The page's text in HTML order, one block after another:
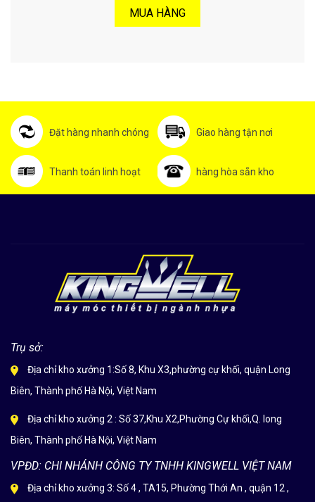
MUA HÀNG
Đặt hàng nhanh chóng Giao hàng tận nơi
Thanh toán linh hoạt hàng hòa sẵn kho
Trụ sở:
Địa chỉ kho xưởng 1:Số 8, Khu X3,phường cự khối, quận Long
Biên, Thành phố Hà Nội, Việt Nam
Địa chỉ kho xưởng 2 : Số 37,Khu X2,Phường Cự khối,Q. long
Biên, Thành phố Hà Nội, Việt Nam
VPĐD: CHI NHÁNH CÔNG TY TNHH KINGWELL VIỆT NAM
Địa chỉ kho xưởng 3: Số 4 , TA15, Phường Thới An , quận 12 ,